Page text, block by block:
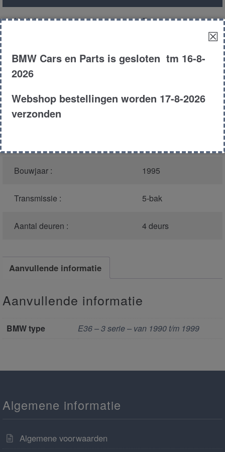
Model : E36
Blau Metallic
Motor type :
Bouwjaar : 1995
Transmissie : 5-bak
Aantal deuren : 4 deurs
Aanvullende informatie
Aanvullende informatie
BMW type E36 – 3 serie – van 1990 t/m 1999
Algemene informatie
Algemene voorwaarden
☒
BMW Cars en Parts is gesloten tm 16-8-
2026
Webshop bestellingen worden 17-8-2026
verzonden